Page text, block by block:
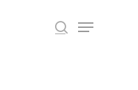
search
Menu